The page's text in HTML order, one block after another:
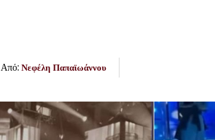
Από: Νεφέλη Παπαϊωάννου